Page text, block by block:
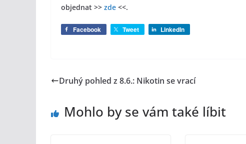
objednat >> zde <<.
Facebook Tweet LinkedIn
Druhý pohled z 8.6.: Nikotin se vrací
Mohlo by se vám také líbit